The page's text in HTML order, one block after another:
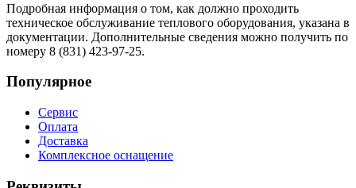
Подробная информация о том, как должно проходить
техническое обслуживание теплового оборудования, указана в
документации. Дополнительные сведения можно получить по
номеру 8 (831) 423-97-25.
Популярное
Сервис
Оплата
Доставка
Комплексное оснащение